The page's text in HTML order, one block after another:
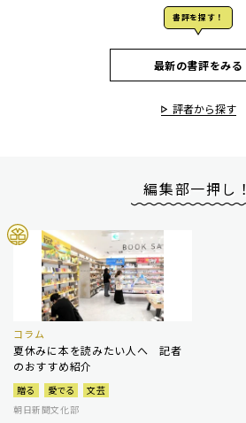
書評を探す！
最新の書評をみる
評者から探す
編集部一押し！
コラム
夏休みに本を読みたい人へ 記者
のおすすめ紹介
贈る 愛でる
文芸
朝日新聞文化部